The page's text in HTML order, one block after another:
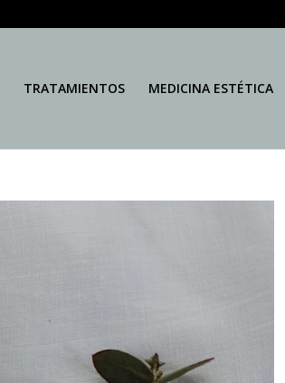
TRATAMIENTOS MEDICINA ESTÉTICA